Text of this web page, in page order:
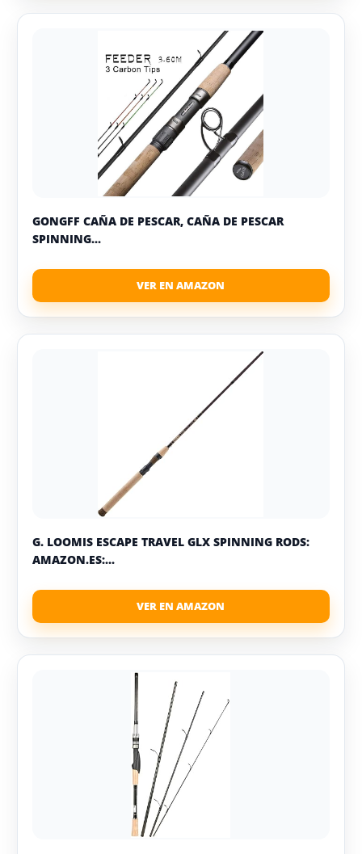
GONGFF CAÑA DE PESCAR, CAÑA DE PESCAR
SPINNING...
G. LOOMIS ESCAPE TRAVEL GLX SPINNING RODS:
AMAZON.ES:...